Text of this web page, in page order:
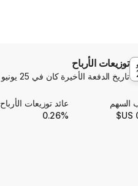
توزيعات الأرباح
تاريخ الدفعة الأخيرة كان في 25 يونيو 2026
السهم
عائد توزيعات الأرباح
0.26%